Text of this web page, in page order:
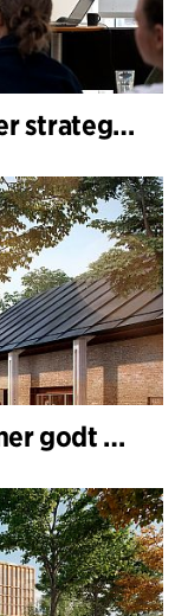
C.F. Møller Architects styrker strategisk rådgivning i de tidlige faser
C.F. Møller Architects kommer godt ud af 2025